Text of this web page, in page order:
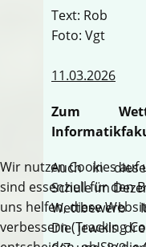
Text: Rob
Foto: Vgt
11.03.2026
Zum
Auch in
Schule im
Wettbewerb
Die jeweils
Wir nutzen Cookies auf
sind essenziell für den
uns helfen, diese
verbessern (Tracking